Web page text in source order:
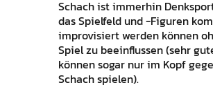
Schach ist immerhin
das Spielfeld und -Figuren
improvisiert werden können
Spiel zu beeinflussen (sehr
können sogar nur im Kopf
Schach spielen).